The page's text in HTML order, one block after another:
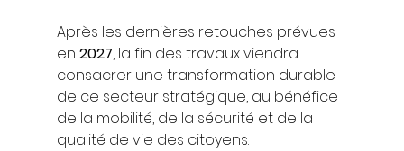
Après les dernières retouches prévues
en 2027, la fin des travaux viendra
consacrer une transformation durable
de ce secteur stratégique, au bénéfice
de la mobilité, de la sécurité et de la
qualité de vie des citoyens.